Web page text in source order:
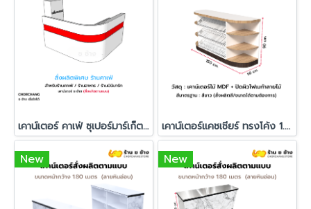
เคาน์เตอร์ คาเฟ่ ซุเปอร์มาร์เก็ต (ออกแบบ + สั่งผลิตพิเศษ) เคาน์เตอร์แคชเชียร์ ทรงโค้ง 1.50 เมตร (สีลายไม้)
New New